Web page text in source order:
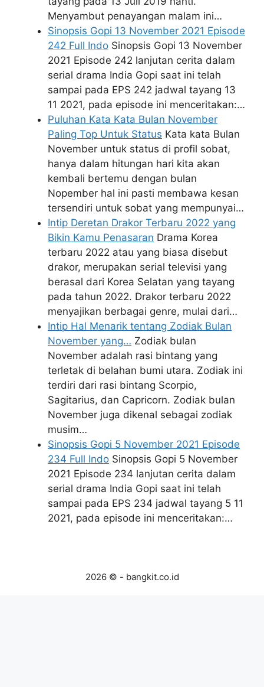
Menyambut penayangan malam ini…
Sinopsis Gopi 13 November 2021 Episode
242 Full Indo Sinopsis Gopi 13 November
2021 Episode 242 lanjutan cerita dalam
serial drama India Gopi saat ini telah
sampai pada EPS 242 jadwal tayang 13
11 2021, pada episode ini menceritakan:…
Puluhan Kata Kata Bulan November
Paling Top Untuk Status Kata kata Bulan
November untuk status di profil sobat,
hanya dalam hitungan hari kita akan
kembali bertemu dengan bulan
Nopember hal ini pasti membawa kesan
tersendiri untuk sobat yang mempunyai…
Intip Deretan Drakor Terbaru 2022 yang
Bikin Kamu Penasaran Drama Korea
terbaru 2022 atau yang biasa disebut
drakor, merupakan serial televisi yang
berasal dari Korea Selatan yang tayang
pada tahun 2022. Drakor terbaru 2022
menyajikan berbagai genre, mulai dari…
Intip Hal Menarik tentang Zodiak Bulan
November yang… Zodiak bulan
November adalah rasi bintang yang
terletak di belahan bumi utara. Zodiak ini
terdiri dari rasi bintang Scorpio,
Sagitarius, dan Capricorn. Zodiak bulan
November juga dikenal sebagai zodiak
musim…
Sinopsis Gopi 5 November 2021 Episode
234 Full Indo Sinopsis Gopi 5 November
2021 Episode 234 lanjutan cerita dalam
serial drama India Gopi saat ini telah
sampai pada EPS 234 jadwal tayang 5 11
2021, pada episode ini menceritakan:…
2026 © - bangkit.co.id